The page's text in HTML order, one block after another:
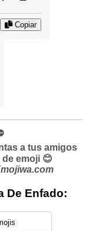
Copiar
a tus amigos
emoji 😊
De Enfado: